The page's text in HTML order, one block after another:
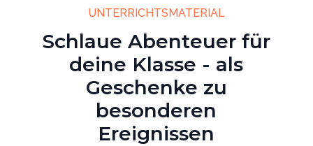
UNTERRICHTSMATERIAL
Schlaue Abenteuer für
deine Klasse - als
Geschenke zu
besonderen
Ereignissen